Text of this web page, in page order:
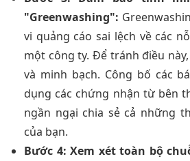
"Greenwashing":
vi quảng cáo sai lệch về các
một công ty. Để tránh điều
và minh bạch. Công bố các
dụng các chứng nhận từ bên
ngần ngại chia sẻ cả những
của bạn.
Bước 4: Xem xét toàn bộ